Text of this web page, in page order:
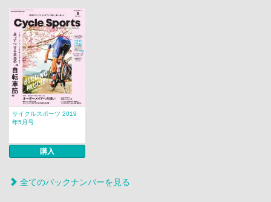
サイクルスポーツ 2019
年5月号
購入
全てのバックナンバーを見る